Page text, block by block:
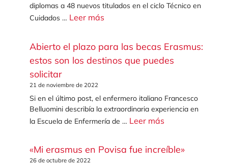
diplomas a 48 nuevos titulados en el ciclo Técnico en
Cuidados … Leer más
Abierto el plazo para las becas Erasmus:
estos son los destinos que puedes
solicitar
21 de noviembre de 2022
Si en el último post, el enfermero italiano Francesco
Belluomini describía la extraordinaria experiencia en
la Escuela de Enfermería de … Leer más
«Mi erasmus en Povisa fue increíble»
26 de octubre de 2022